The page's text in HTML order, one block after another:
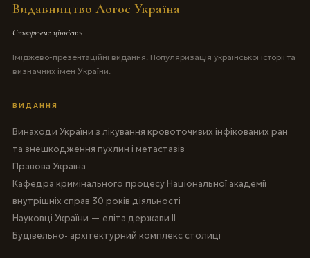
Видавництво Логос Україна
Створюємо цінність
Іміджево-презентаційні видання. Популяризація української історії та
визначних імен України.
ВИДАННЯ
Винаходи України з лікування кровоточивих інфікованих ран
та знешкодження пухлин і метастазів
Правова Україна
Кафедра кримінального процесу Національної академії
внутрішніх справ 30 років діяльності
Науковці України — еліта держави II
Будівельно- архітектурний комплекс столиці